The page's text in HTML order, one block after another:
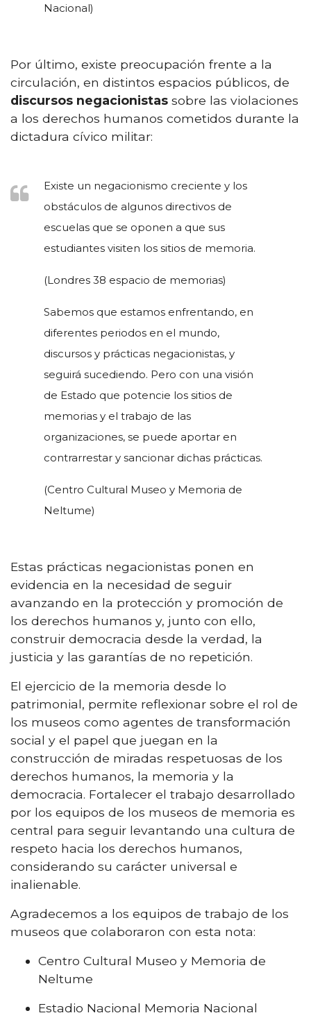
Nacional)
Por último, existe preocupación frente a la
circulación, en distintos espacios públicos, de
discursos negacionistas sobre las violaciones
a los derechos humanos cometidos durante la
dictadura cívico militar:
Existe un negacionismo creciente y los
obstáculos de algunos directivos de
escuelas que se oponen a que sus
estudiantes visiten los sitios de memoria.
(Londres 38 espacio de memorias)
Sabemos que estamos enfrentando, en
diferentes periodos en el mundo,
discursos y prácticas negacionistas, y
seguirá sucediendo. Pero con una visión
de Estado que potencie los sitios de
memorias y el trabajo de las
organizaciones, se puede aportar en
contrarrestar y sancionar dichas prácticas.
(Centro Cultural Museo y Memoria de
Neltume)
Estas prácticas negacionistas ponen en
evidencia en la necesidad de seguir
avanzando en la protección y promoción de
los derechos humanos y, junto con ello,
construir democracia desde la verdad, la
justicia y las garantías de no repetición.
El ejercicio de la memoria desde lo
patrimonial, permite reflexionar sobre el rol de
los museos como agentes de transformación
social y el papel que juegan en la
construcción de miradas respetuosas de los
derechos humanos, la memoria y la
democracia. Fortalecer el trabajo desarrollado
por los equipos de los museos de memoria es
central para seguir levantando una cultura de
respeto hacia los derechos humanos,
considerando su carácter universal e
inalienable.
Agradecemos a los equipos de trabajo de los
museos que colaboraron con esta nota:
Centro Cultural Museo y Memoria de
Neltume
Estadio Nacional Memoria Nacional